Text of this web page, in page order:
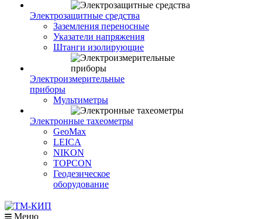
Электрозащитные средства
Заземления переносные
Указатели напряжения
Штанги изолирующие
Электроизмерительные
приборы
Мультиметры
Электронные тахеометры
GeoMax
LEICA
NIKON
TOPCON
Геодезическое
оборудование
Меню